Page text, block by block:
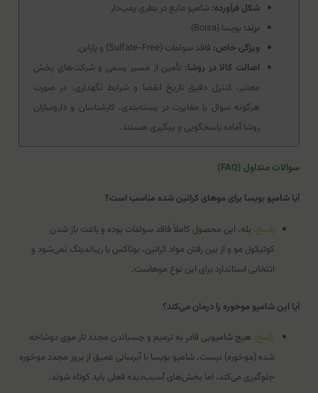
شکل فرآورده:شامپو مایع در بطری پمپ‌دار
برند: بویسا (Boisa)
ویژگی خاص: فاقد سولفات (Sulfate-Free) و پارابن.
اصالت کالا در روشا: تأمین از مسیر رسمی و شرکت‌های پخش
معتبر، کنترل دقیق تاریخ انقضا و شرایط نگهداری. در صورت
هرگونه سوال یا مغایرت در بسته‌بندی، کارشناسان و داروسازان
روشا آماده پاسخگویی و پیگیری هستند.
سوالات متداول (FAQ)
آیا شامپو بویسا برای موهای کراتین شده مناسب است؟
پاسخ: بله، این محصول کاملاً فاقد سولفات بوده و باعث باز شدن
کوتیکول مو و از بین رفتن مواد کراتین، بوتاکس یا ریباندینگ نمی‌شود و
انتخابی استاندارد برای این نوع موهاست.
آیا این شامپو موخوره را درمان می‌کند؟
پاسخ: هیچ شامپویی قادر به ترمیم و چسباندن مجدد تار موی دوشاخه
شده (موخوره) نیست. شامپو بویسا با آبرسانی عمیق از بروز مجدد موخوره
جلوگیری می‌کند، اما بخش‌های آسیب‌دیده فعلی باید کوتاه شوند.